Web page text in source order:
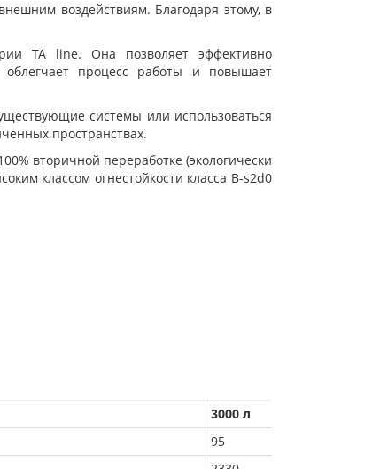
воздействиям. Благодаря этому, в
TA line. Она позволяет эффективно
процесс работы и повышает
системы или использоваться
пространствах.
вторичной переработке (экологически
классом огнестойкости класса B-s2d0
3000 л
95